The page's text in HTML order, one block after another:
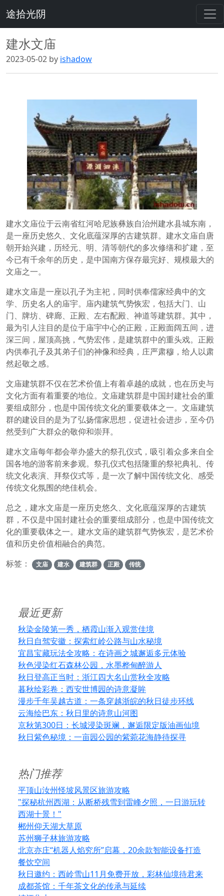
途拾光阴
建水文庙
2023-05-02 by ishadow
建水文庙位于云南省红河哈尼族彝族自治州建水县城东南，
是一座历史悠久、文化底蕴深厚的古建筑群。建水文庙自唐
朝开始兴建，历经元、明、清等朝代的多次修缮和扩建，至
今已有千余年的历史，是中国南方保存最完好、规模最大的
文庙之一。
建水文庙是一座以孔子为主祀，同时供奉儒家经典中的文
学、历史名人的庙宇。庙内建筑气势恢宏，包括大门、山
门、牌坊、碑廊、正殿、左右配殿、神道等建筑群。其中，
最为引人注目的是位于庙宇中心的正殿，正殿面阔五间，进
深三间，屋顶高挑，气势宏伟，是建筑群中的重头戏。正殿
内供奉孔子及其弟子们的神像和经典，庄严肃穆，给人以肃
然起敬之感。
文庙建筑群不仅在艺术价值上有着卓越的成就，也在历史与
文化方面有着重要的地位。文庙建筑群是中国封建社会的重
要组成部分，也是中国传统文化的重要载体之一。文庙建筑
群的建设目的是为了弘扬儒家思想，促进社会进步，至今仍
然受到广大群众的敬仰和崇拜。
建水文庙每年都会举办盛大的祭孔仪式，吸引着众多来自全
国各地的游客前来参观。祭孔仪式包括隆重的祭祀典礼、传
统文化表演、拜祭仪式等，是一次了解中国传统文化、感受
传统文化氛围的绝佳机会。
总之，建水文庙是一座历史悠久、文化底蕴深厚的古建筑
群，不仅是中国封建社会的重要组成部分，也是中国传统文
化的重要载体之一。建水文庙的建筑群气势恢宏，是艺术价
值和历史价值相融合的典范。
标签：
文庙 建水 建筑群 正殿 传统
最近更新
秋染金陵第一秀，栖霞山渐入观赏佳境
秋日自驾安徽：探索红岭公路与山水秘境
宜昌宝藏玩法全攻略：在诗画之城邂逅多元体验
秋色浸染红石森林公园，水墨桦甸醉游人
秋日登高正当时：浙江四大名山赏秋全攻略
暮秋绘彩卷：西安世博园的诗意凝眸
漫步千年吴越古道：一条穿越浙皖的秋日徒步环线
云海绘巴东：秋日里的诗意山河图
京秋第300日：长城浸染斑斓，邂逅限定版油画仙境
秋日紫色秘境：一亩园公园的紫菀花海静待探寻
热门推荐
平顶山汝州怪坡风景区旅游攻略
"探秘杭州西湖：从断桥残雪到雷峰夕照，一日游玩转
西湖十景！"
郴州仰天湖大草原
苏州狮子林旅游攻略
北京亦庄“机器人焰究所”启幕，20余款智能设备打造
餐饮空间
秋日邀约：西岭雪山11月免费开放，彩林仙境待君来
成都茶馆：千年茶文化的传承与延续